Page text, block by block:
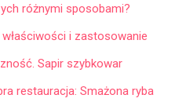
różnymi sposobami?
i zastosowanie
Sapir szybkowar
restauracja: Smażona ryba